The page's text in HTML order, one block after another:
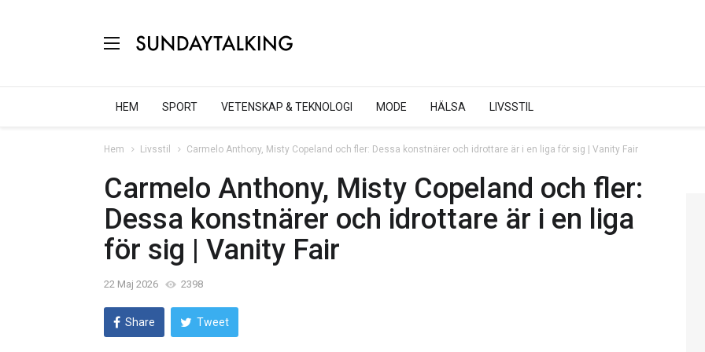
HEM SPORT VETENSKAP & TEKNOLOGI MODE HÄLSA LIVSSTIL
Hem Livsstil Carmelo Anthony, Misty Copeland och fler: Dessa konstnärer och idrottare är i en liga för sig | Vanity Fair
Carmelo Anthony, Misty Copeland och fler:
Dessa konstnärer och idrottare är i en liga
för sig | Vanity Fair
22 Maj 2026 2398
Share Tweet